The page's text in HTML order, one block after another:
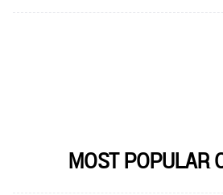
MOST POPULAR